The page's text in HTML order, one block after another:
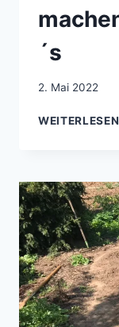
´s
2. Mai 2022
WEITERLESEN